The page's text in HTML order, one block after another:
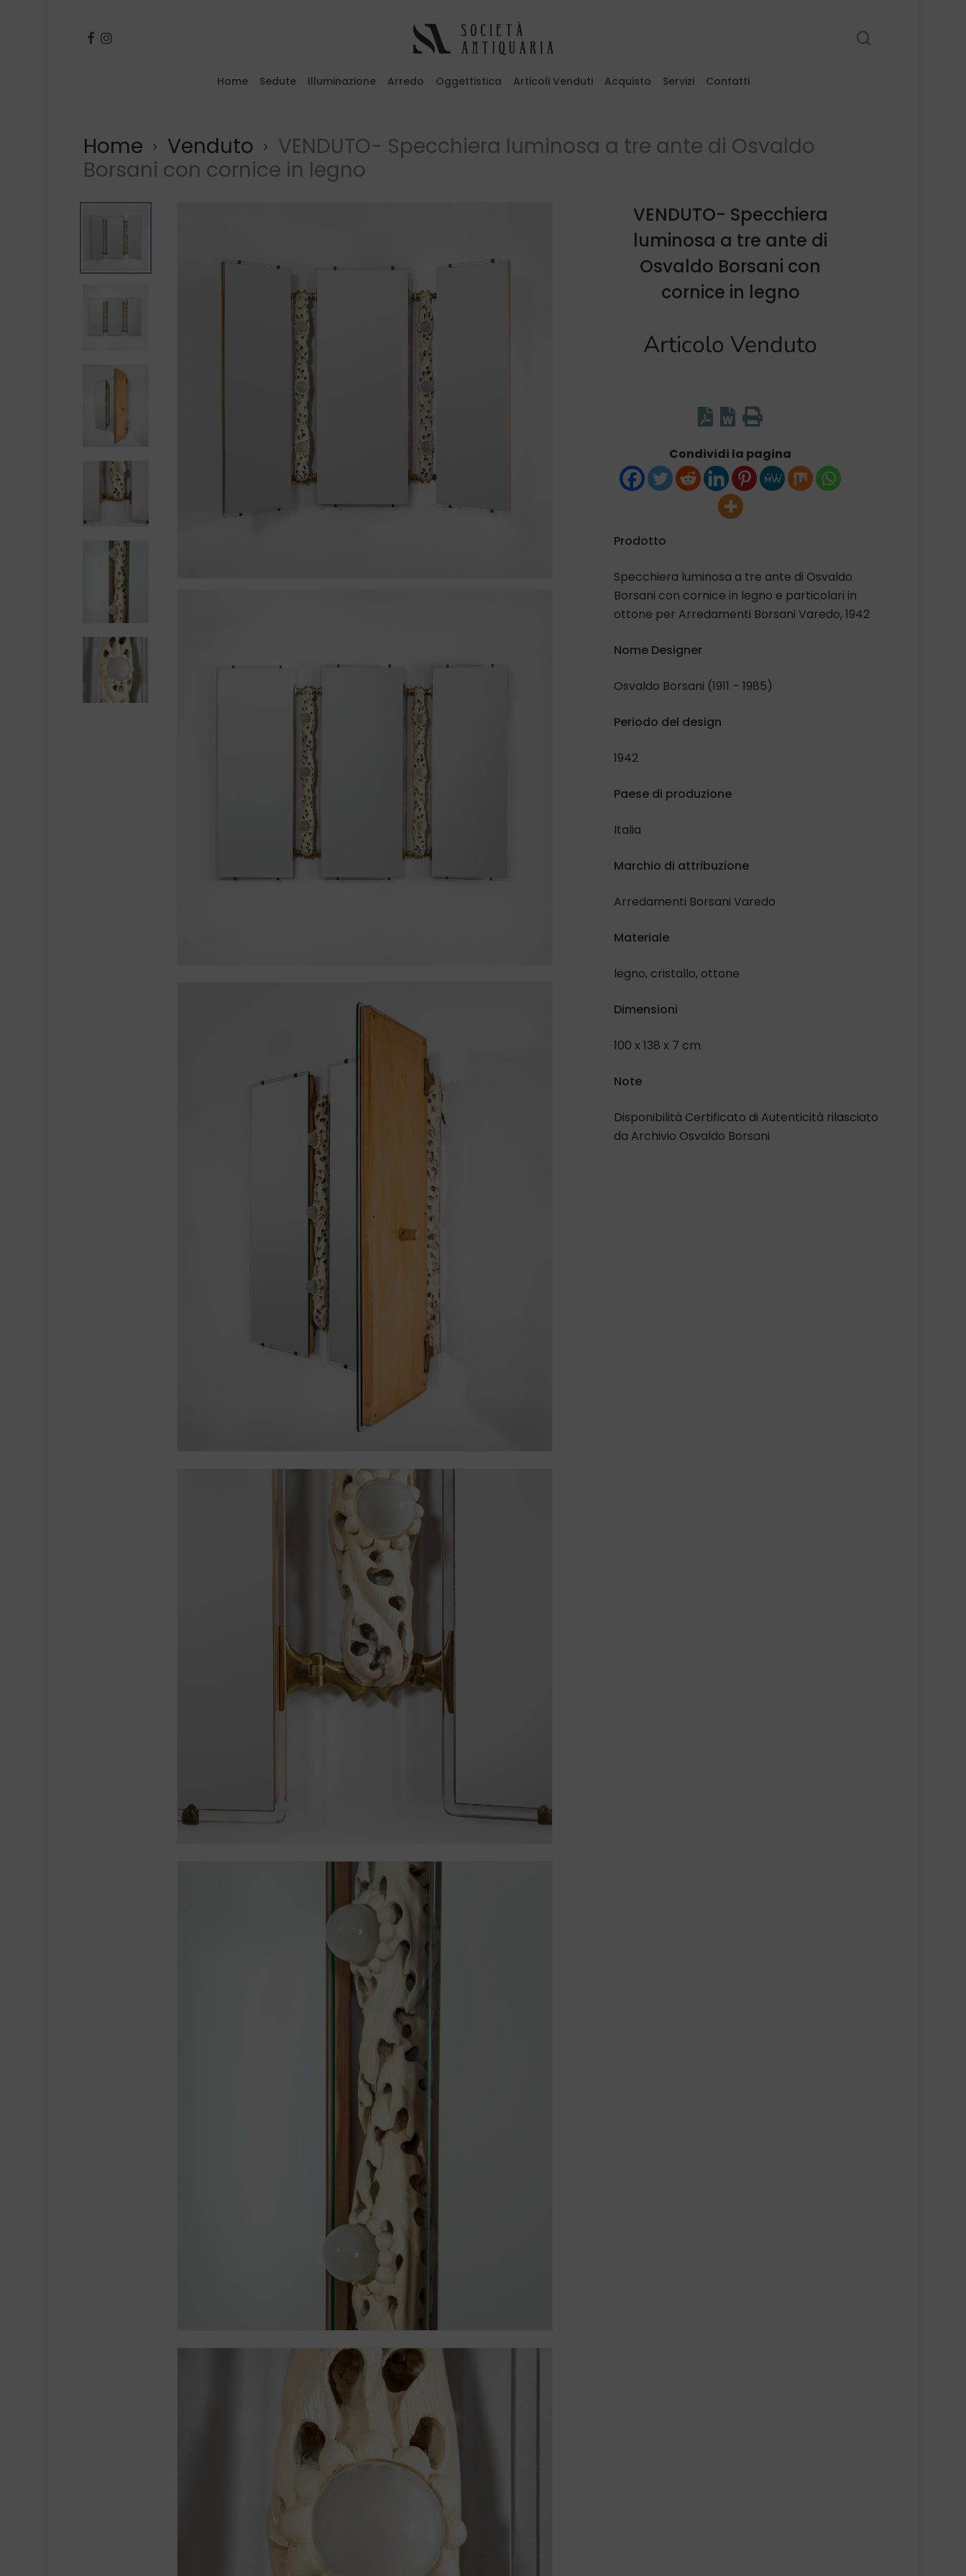
facebook
instagram
Home Sedute Illuminazione Arredo Oggettistica Articoli Venduti Acquisto Servizi Contatti
Home Venduto
VENDUTO- Specchiera luminosa a tre ante di Osvaldo
Borsani con cornice in legno
VENDUTO- Specchiera
luminosa a tre ante di
Osvaldo Borsani con
cornice in legno
Articolo Venduto
Condividi la pagina
Prodotto
Specchiera luminosa a tre ante di Osvaldo
Borsani con cornice in legno e particolari in
ottone per Arredamenti Borsani Varedo, 1942
Nome Designer
Osvaldo Borsani (1911 – 1985)
Periodo del design
1942
Paese di produzione
Italia
Marchio di attribuzione
Arredamenti Borsani Varedo
Materiale
legno, cristallo, ottone
Dimensioni
100 x 138 x 7 cm
Note
Disponibilità Certificato di Autenticità rilasciato
da Archivio Osvaldo Borsani